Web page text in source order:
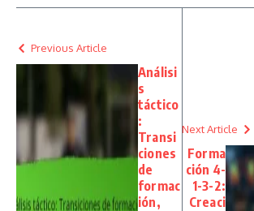
Previous Article
Análisi
s
táctico
:
Transi
ciones
de
formac
ión,
Next Article
Forma
ción 4-
1-3-2:
Creaci